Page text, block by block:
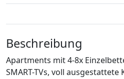
Beschreibung
Apartments mit 4-8x
SMART-TVs, voll